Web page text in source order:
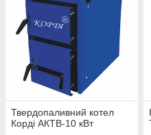
Твердопаливний котел
Корді АКТВ-10 кВт